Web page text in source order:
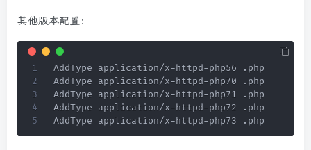
其他版本配置：
AddType application/x-httpd-php56 . php
AddType application/x-httpd-php70
. php
AddType application/x-httpd-php71
. php
AddType application/x-httpd-php72
. php
AddType application/x-httpd-php73
. php